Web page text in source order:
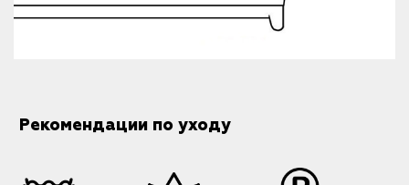
Рекомендации по уходу